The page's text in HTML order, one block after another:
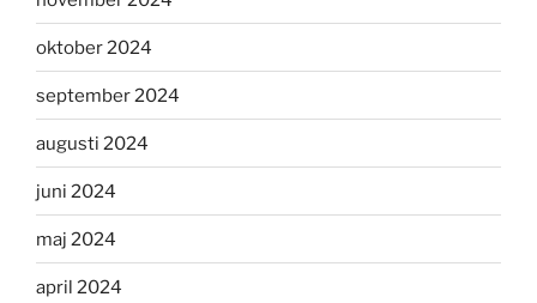
oktober 2024
september 2024
augusti 2024
juni 2024
maj 2024
april 2024